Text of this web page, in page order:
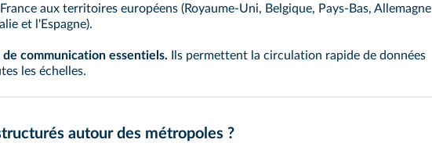
aux territoires européens (Royaume-Uni, Belgique, Pays-Bas, Allemagne
et l'Espagne).
de communication essentiels. Ils permettent la circulation rapide de données
les échelles.
autour des métropoles ?